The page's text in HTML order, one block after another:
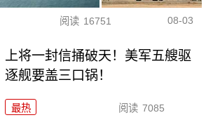
阅读 16751 08-03
上将一封信捅破天！美军五艘驱
逐舰要盖三口锅！
最热 阅读 7085